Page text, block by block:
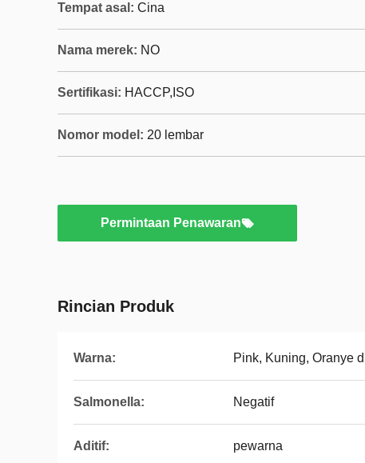
Tempat asal: Cina
Nama merek: NO
Sertifikasi: HACCP,ISO
Nomor model: 20 lembar
Permintaan Penawaran
Rincian Produk
Warna: Pink, Kuning, Oranye dll
Salmonella: Negatif
Aditif: pewarna